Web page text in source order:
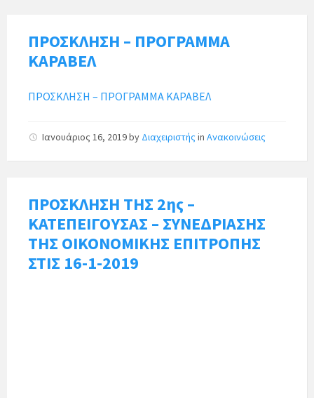
ΠΡΟΣΚΛΗΣΗ – ΠΡΟΓΡΑΜΜΑ
ΚΑΡΑΒΕΛ
ΠΡΟΣΚΛΗΣΗ – ΠΡΟΓΡΑΜΜΑ ΚΑΡΑΒΕΛ
Ιανουάριος 16, 2019by Διαχειριστής in Ανακοινώσεις
ΠΡΟΣΚΛΗΣΗ ΤΗΣ 2ης –
ΚΑΤΕΠΕΙΓΟΥΣΑΣ – ΣΥΝΕΔΡΙΑΣΗΣ
ΤΗΣ ΟΙΚΟΝΟΜΙΚΗΣ ΕΠΙΤΡΟΠΗΣ
ΣΤΙΣ 16-1-2019